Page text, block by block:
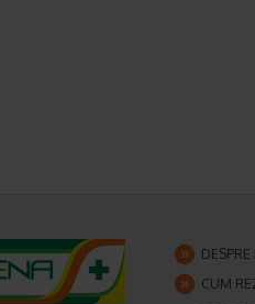
DESPRE
CUM